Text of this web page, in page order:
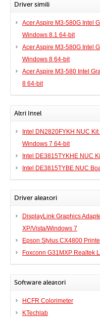
Driver simili
Acer Aspire M3-580G Intel
Windows 8.1 64-bit
Acer Aspire M3-580G Intel
Windows 8 64-bit
Acer Aspire M3-580 Intel
8 64-bit
Altri Intel
Intel DN2820FYKH NUC
Windows 7 64-bit
Intel DE3815TYKHE NUC
Intel DE3815TYBE NUC
Driver aleatori
DisplayLink Graphics
XP/Vista/Windows 7
Epson Stylus CX4800
Foxconn G31MXP Realtek
Software aleatori
HCFR Colorimeter
KTechlab